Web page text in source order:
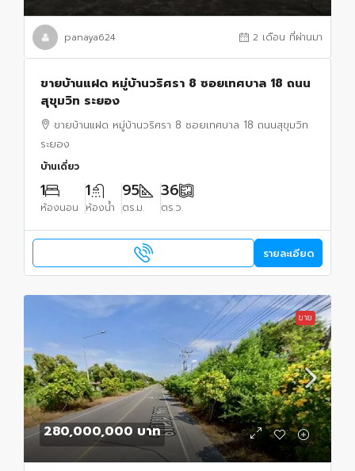
panaya624 2 เดือน ที่ผ่านมา
ขายบ้านแฝด หมู่บ้านวริศรา 8 ซอยเทศบาล 18 ถนน
สุขุมวิท ระยอง
ขายบ้านแฝด หมู่บ้านวริศรา 8 ซอยเทศบาล 18 ถนนสุขุมวิท
ระยอง
บ้านเดี่ยว
1
ห้องนอน
1
ห้องน้ำ
95
ตร.ม.
36
ตร.ว.
รายละเอียด
ขาย
280,000,000 บาท